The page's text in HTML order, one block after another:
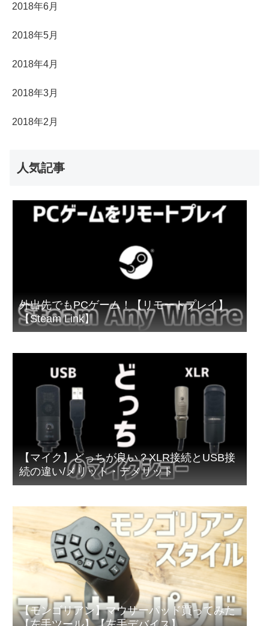
2018年6月
2018年5月
2018年4月
2018年3月
2018年2月
人気記事
外出先でもPCゲーム！【リモートプレイ】
【Steam Link】
【マイク】どっちが良い？XLR接続とUSB接
続の違い/メリット・デメリット
【モンゴリアン】マウサーパッド買ってみた